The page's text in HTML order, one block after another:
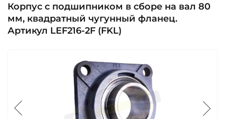
Корпус с подшипником в сборе на вал 80
мм, квадратный чугунный фланец.
Артикул LEF216-2F (FKL)